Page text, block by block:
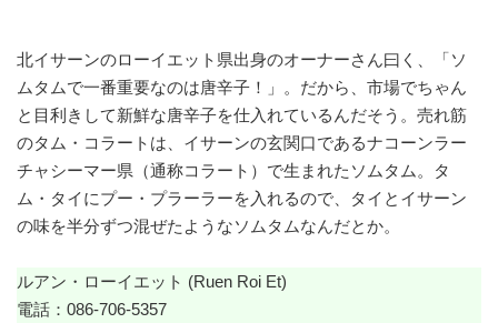
北イサーンのローイエット県出身のオーナーさん曰く、「ソ
ムタムで一番重要なのは唐辛子！」。だから、市場でちゃん
と目利きして新鮮な唐辛子を仕入れているんだそう。売れ筋
のタム・コラートは、イサーンの玄関口であるナコーンラー
チャシーマー県（通称コラート）で生まれたソムタム。タ
ム・タイにプー・プラーラーを入れるので、タイとイサーン
の味を半分ずつ混ぜたようなソムタムなんだとか。
ルアン・ローイエット (Ruen Roi Et)
電話：086-706-5357